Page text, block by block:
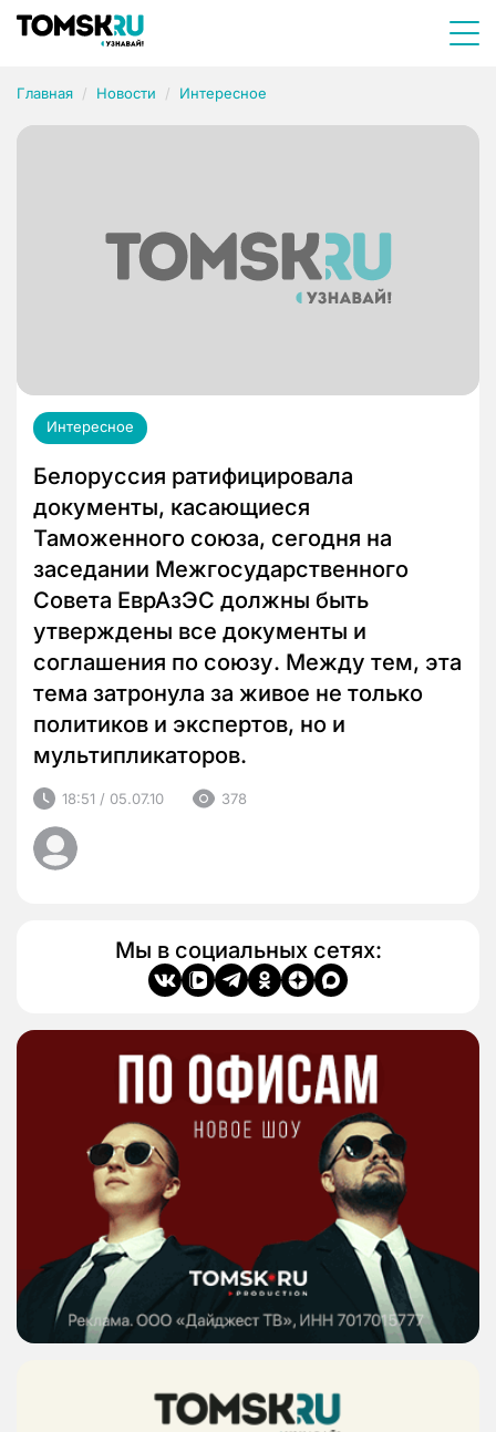
Главная Новости Интересное
Интересное
Белоруссия ратифицировала
документы, касающиеся
Таможенного союза, сегодня на
заседании Межгосударственного
Совета ЕврАзЭС должны быть
утверждены все документы и
соглашения по союзу. Между тем, эта
тема затронула за живое не только
политиков и экспертов, но и
мультипликаторов.
18:51 / 05.07.10 378
Мы в социальных сетях: